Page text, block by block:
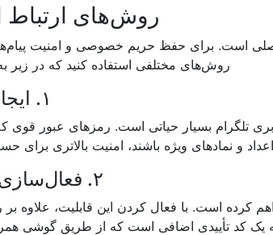
روش‌های ارتباط
است. برای حفظ حریم خصوصی و امنیت
روش‌های مختلفی استفاده کنید که در زیر
۱. ایجاد رمز عبور قوی
تلگرام بسیار حیاتی است. رمزهای عبور
و نمادهای ویژه باشند، امنیت بالاتری برای
۲. فعال‌سازی ورود دو عاملی
کرده است. با فعال کردن این قابلیت، علاوه بر
یک کد تأییدی اضافی است که از طریق گوشی